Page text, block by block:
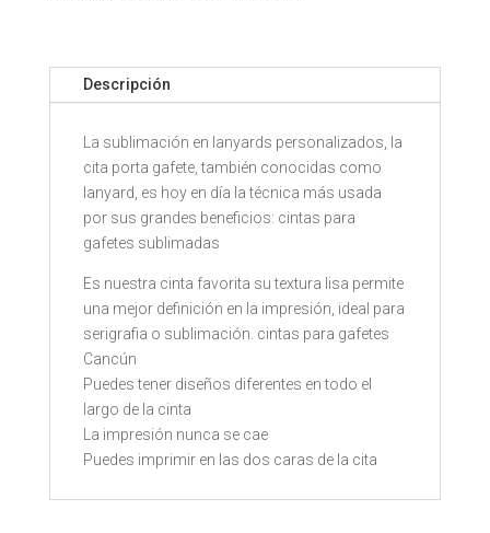
cantidad
Descripción
La sublimación en lanyards personalizados, la
cita porta gafete, también conocidas como
lanyard, es hoy en día la técnica más usada
por sus grandes beneficios: cintas para
gafetes sublimadas
Es nuestra cinta favorita su textura lisa permite
una mejor definición en la impresión, ideal para
serigrafia o sublimación. cintas para gafetes
Cancún
Puedes tener diseños diferentes en todo el
largo de la cinta
La impresión nunca se cae
Puedes imprimir en las dos caras de la cita